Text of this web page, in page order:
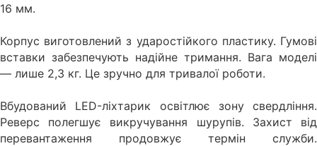
16 мм.
Корпус виготовлений з ударостійкого пластику. Гумові
вставки забезпечують надійне тримання. Вага моделі
— лише 2,3 кг. Це зручно для тривалої роботи.
Вбудований LED-ліхтарик освітлює зону свердління.
Реверс полегшує викручування шурупів. Захист від
перевантаження продовжує термін служби.